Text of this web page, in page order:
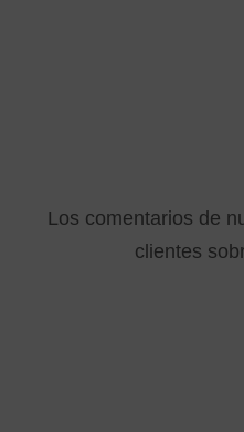
Los comentarios de
clientes